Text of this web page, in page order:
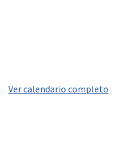
Ver calendario completo